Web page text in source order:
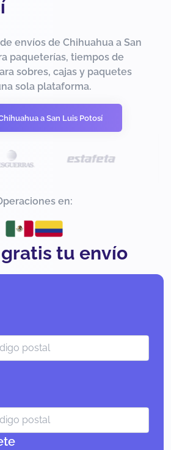
envíos de Chihuahua a San
paqueterías, tiempos de
sobres, cajas y paquetes
sola plataforma.
a San Luis Potosí
en:
tu envío